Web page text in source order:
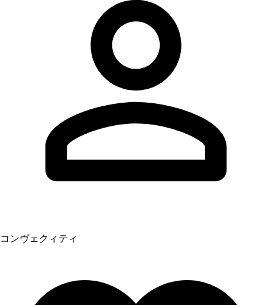
コンヴェクィティ